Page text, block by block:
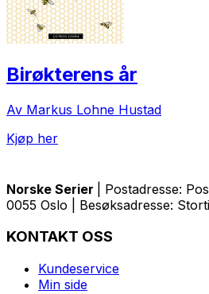
Birøkterens år
Av Markus Lohne Hustad
Kjøp her
Norske Serier
| Postadresse:
0055 Oslo | Besøksadresse:
KONTAKT OSS
Kundeservice
Min side